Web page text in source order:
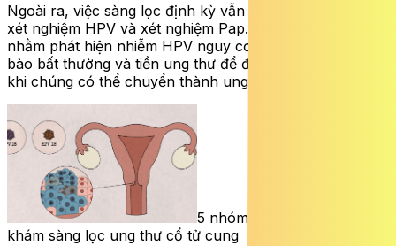
Ngoài ra, việc sàng lọc định kỳ vẫn rất quan trọng bằng
xét nghiệm HPV và xét nghiệm Pap. Các xét nghiệm này
nhằm phát hiện nhiễm HPV nguy cơ cao, các thay đổi tế
bào bất thường và tiền ung thư để được điều trị trước
khi chúng có thể chuyển thành ung thư.
5 nhóm phụ nữ nên chú ý
khám sàng lọc ung thư cổ tử cung